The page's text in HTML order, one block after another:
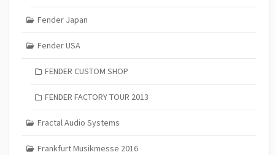
Fender Japan
Fender USA
FENDER CUSTOM SHOP
FENDER FACTORY TOUR 2013
Fractal Audio Systems
Frankfurt Musikmesse 2016